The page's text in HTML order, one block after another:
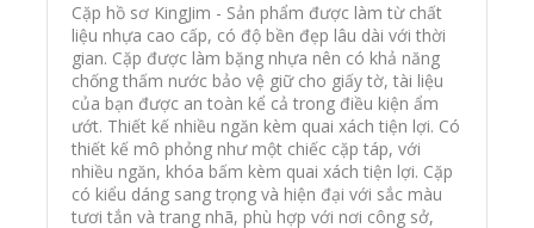
Cặp hồ sơ KingJim - Sản phẩm được làm từ chất
liệu nhựa cao cấp, có độ bền đẹp lâu dài với thời
gian. Cặp được làm bặng nhựa nên có khả năng
chống thấm nước bảo vệ giữ cho giấy tờ, tài liệu
của bạn được an toàn kể cả trong điều kiện ẩm
ướt. Thiết kế nhiều ngăn kèm quai xách tiện lợi. Có
thiết kế mô phỏng như một chiếc cặp táp, với
nhiều ngăn, khóa bấm kèm quai xách tiện lợi. Cặp
có kiểu dáng sang trọng và hiện đại với sắc màu
tươi tắn và trang nhã, phù hợp với nơi công sở,